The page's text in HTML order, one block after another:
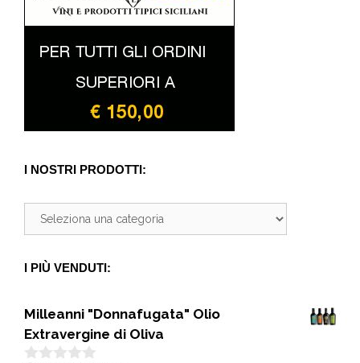
I NOSTRI PRODOTTI:
I PIÙ VENDUTI:
Milleanni "Donnafugata" Olio
Extravergine di Oliva